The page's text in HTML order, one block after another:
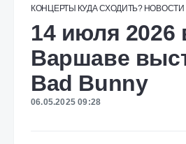
КОНЦЕРТЫ КУДА СХОДИТЬ? НОВОСТИ
14 июля 2026
Варшаве
Bad Bunny
06.05.2025 09:28